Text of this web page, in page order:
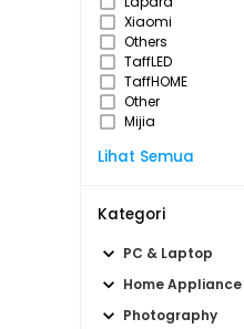
Xiaomi
Others
TaffLED
TaffHOME
Other
Mijia
Lihat Semua
Kategori
PC & Laptop
Home Appliance
Photography